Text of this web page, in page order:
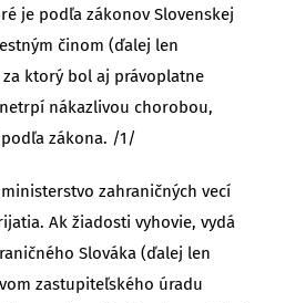
je podľa zákonov Slovenskej
činom (ďalej len
ktorý bol aj právoplatne
nákazlivou chorobou,
zákona. /1/
zahraničných vecí
Ak žiadosti vyhovie, vydá
Slováka (ďalej len
zastupiteľského úradu